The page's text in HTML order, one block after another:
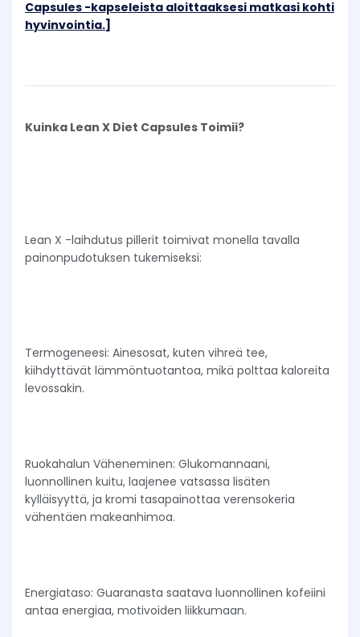
Capsules -kapseleista aloittaaksesi matkasi kohti
hyvinvointia.]
Kuinka Lean X Diet Capsules Toimii?
Lean X -laihdutus pillerit toimivat monella tavalla
painonpudotuksen tukemiseksi:
Termogeneesi: Ainesosat, kuten vihreä tee,
kiihdyttävät lämmöntuotantoa, mikä polttaa kaloreita
levossakin.
Ruokahalun Väheneminen: Glukomannaani,
luonnollinen kuitu, laajenee vatsassa lisäten
kylläisyyttä, ja kromi tasapainottaa verensokeria
vähentäen makeanhimoa.
Energiataso: Guaranasta saatava luonnollinen kofeiini
antaa energiaa, motivoiden liikkumaan.